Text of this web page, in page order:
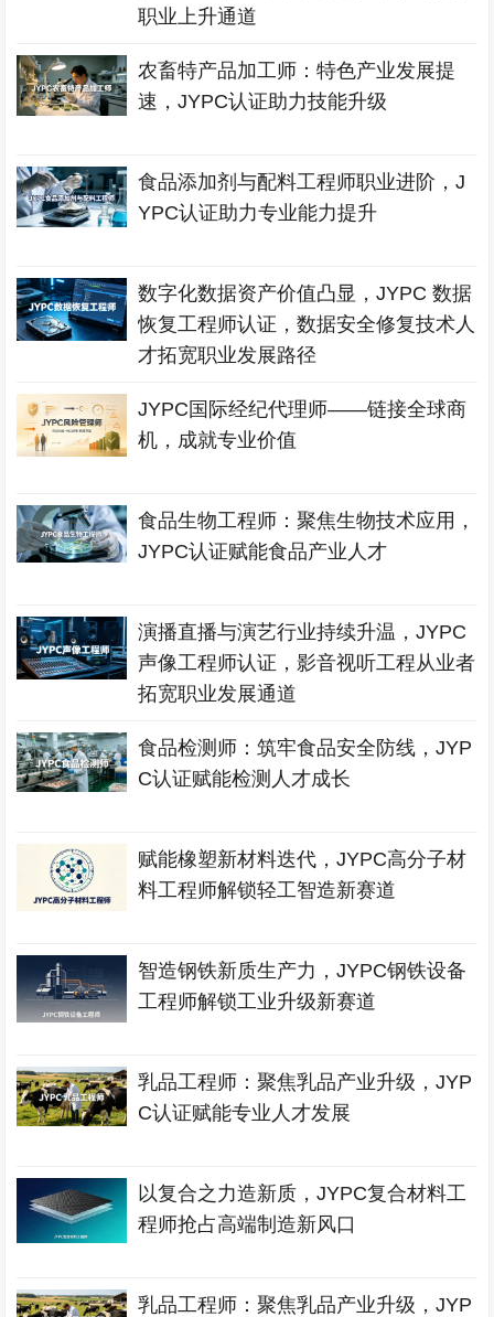
职业上升通道
农畜特产品加工师：特色产业发展提
速，JYPC认证助力技能升级
食品添加剂与配料工程师职业进阶，J
YPC认证助力专业能力提升
数字化数据资产价值凸显，JYPC 数据
恢复工程师认证，数据安全修复技术人
才拓宽职业发展路径
JYPC国际经纪代理师——链接全球商
机，成就专业价值
食品生物工程师：聚焦生物技术应用，
JYPC认证赋能食品产业人才
演播直播与演艺行业持续升温，JYPC
声像工程师认证，影音视听工程从业者
拓宽职业发展通道
食品检测师：筑牢食品安全防线，JYP
C认证赋能检测人才成长
赋能橡塑新材料迭代，JYPC高分子材
料工程师解锁轻工智造新赛道
智造钢铁新质生产力，JYPC钢铁设备
工程师解锁工业升级新赛道
乳品工程师：聚焦乳品产业升级，JYP
C认证赋能专业人才发展
以复合之力造新质，JYPC复合材料工
程师抢占高端制造新风口
乳品工程师：聚焦乳品产业升级，JYP